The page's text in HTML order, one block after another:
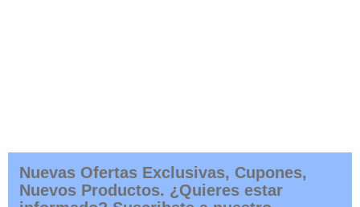
Nuevas Ofertas Exclusivas, Cupones,
Nuevos Productos. ¿Quieres estar